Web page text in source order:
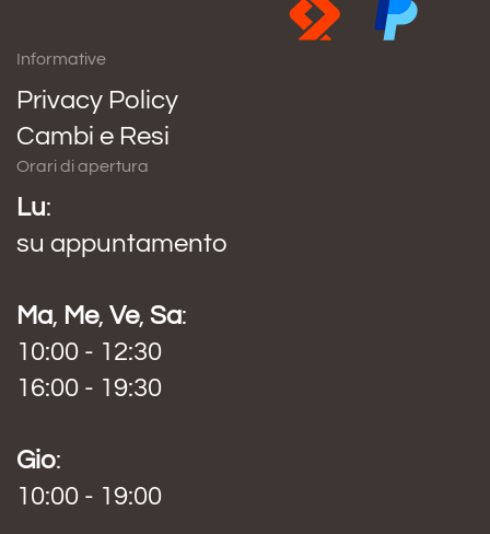
Informative
Privacy Policy
Cambi e Resi
Orari di apertura
Lu:
su appuntamento
Ma, Me, Ve, Sa:
10:00 - 12:30
16:00 - 19:30
Gio:
10:00 - 19:00